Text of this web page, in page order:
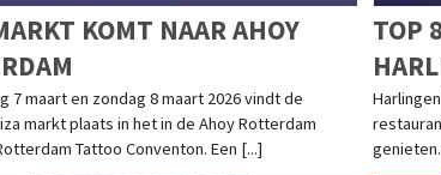
KOMT NAAR AHOY
7 maart en zondag 8 maart 2026 vindt de
markt plaats in het in de Ahoy Rotterdam
Tattoo Conventon. Een [...]
TOP